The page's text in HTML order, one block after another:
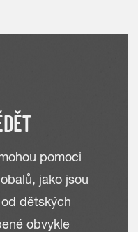
pomoci
jako jsou
dětských
obvykle